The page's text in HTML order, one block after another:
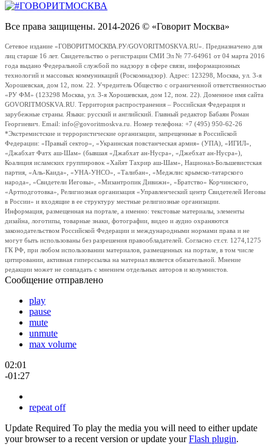
Все права защищены. 2014-2026 © «Говорит Москва»
Сетевое издание «ГОВОРИТМОСКВА.РУ/GOVORITMOSKVA.RU». Предназначено для
лиц старше 16 лет. Свидетельство о регистрации СМИ Эл № 77-64961 от 04 марта 2016
года выдано Федеральной службой по надзору в сфере связи, информационных
технологий и массовых коммуникаций (Роскомнадзор). Адрес: 123298, Москва, ул. 3-я
Хорошевская, дом 12, пом. 22. Учредитель Общество с ограниченной ответственностью
«РУ ФМ» (123298 Москва, ул. 3-я Хорошевская, дом 12, пом. 22). Доменное имя сайта
GOVORITMOSKVA.RU. Территория распространения – Российская Федерация и
зарубежные страны. Языки: русский и английский. Главный редактор Бабаян Роман
Георгиевич. Email: info@govoritmoskva.ru. Номер телефона: +7 (495) 950-62-26
*Экстремистские и террористические организации, запрещенные в Российской
Федерации: «Правый сектор», «Украинская повстанческая армия» (УПА), «ИГИЛ»,
«Джабхат Фатх аш-Шам» (бывшая «Джабхат ан-Нусра», «Джебхат ан-Нусра»),
Коалиция исламских группировок «Хайят Тахрир аш-Шам», Национал-Большевистская
партия, «Аль-Каида», «УНА-УНСО», «Талибан», «Меджлис крымско-татарского
народа», «Свидетели Иеговы», «Мизантропик Дивижн», «Братство» Корчинского,
«Артподготовка», Религиозная организация «Управленческий центр Свидетелей Иеговы
в России» и входящие в ее структуру местные религиозные организации.
Информация, размещенная на портале, а именно: текстовые материалы, элементы
дизайна, логотипы, товарные знаки, фотографии, видео и аудио охраняются
законодательством Российской Федерации и международными нормами права и не
могут быть использованы без разрешения правообладателей. Согласно ст.ст. 1274,1275
ГК РФ, при любом использовании материалов, размещенных на портале, в том числе
цитировании, активная гиперссылка на материал является обязательной. Мнение
редакции может не совпадать с мнением отдельных авторов и колумнистов.
Сообщение отправлено
play
pause
mute
unmute
max volume
02:01
-01:27
repeat off
Update Required To play the media you will need to either update
your browser to a recent version or update yourFlash plugin.